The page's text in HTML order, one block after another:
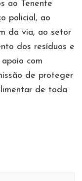
ao Tenente
policial, ao
da via, ao setor
dos resíduos e
com
de proteger
de toda